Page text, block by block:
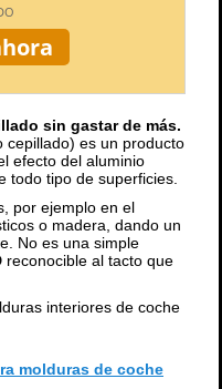
sin gastar de más.
cepillado) es un producto
efecto del aluminio
todo tipo de superficies.
por ejemplo en el
o madera, dando un
No es una simple
reconocible al tacto que
interiores de coche
molduras de coche